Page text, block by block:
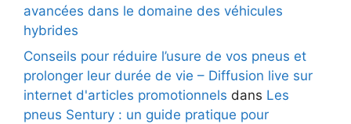
avancées dans le domaine des véhicules
hybrides
Conseils pour réduire l’usure de vos pneus et
prolonger leur durée de vie – Diffusion live sur
internet d'articles promotionnels dans Les
pneus Sentury : un guide pratique pour